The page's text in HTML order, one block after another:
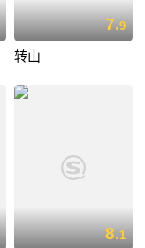
7.9
转山
8.1